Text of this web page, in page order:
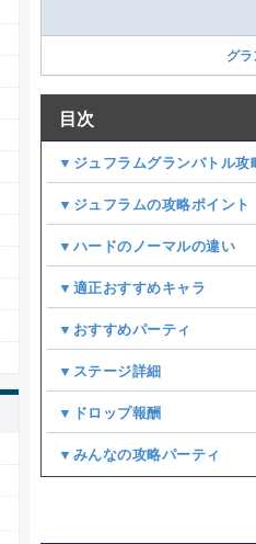
グラ
目次
▼ジュフラムグランバトル攻
▼ジュフラムの攻略ポイント
▼ハードのノーマルの違い
▼適正おすすめキャラ
▼おすすめパーティ
▼ステージ詳細
▼ドロップ報酬
▼みんなの攻略パーティ